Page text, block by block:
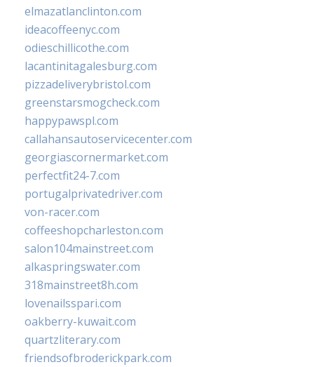
elmazatlanclinton.com
ideacoffeenyc.com
odieschillicothe.com
lacantinitagalesburg.com
pizzadeliverybristol.com
greenstarsmogcheck.com
happypawspl.com
callahansautoservicecenter.com
georgiascornermarket.com
perfectfit24-7.com
portugalprivatedriver.com
von-racer.com
coffeeshopcharleston.com
salon104mainstreet.com
alkaspringswater.com
318mainstreet8h.com
lovenailsspari.com
oakberry-kuwait.com
quartzliterary.com
friendsofbroderickpark.com